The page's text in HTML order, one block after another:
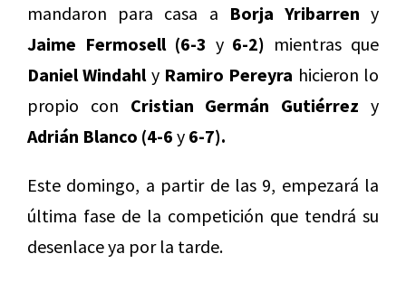
mandaron para casa a Borja Yribarren y
Jaime Fermosell (6-3 y 6-2) mientras que
Daniel Windahl y Ramiro Pereyra hicieron lo
propio con Cristian Germán Gutiérrez y
Adrián Blanco (4-6 y 6-7).
Este domingo, a partir de las 9, empezará la
última fase de la competición que tendrá su
desenlace ya por la tarde.